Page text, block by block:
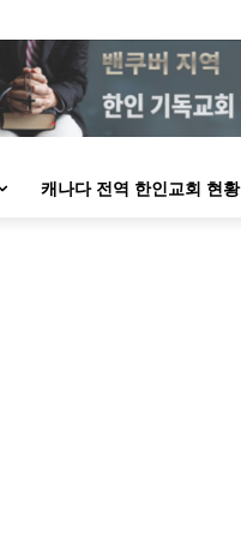
캐나다 전역 한인교회 현황